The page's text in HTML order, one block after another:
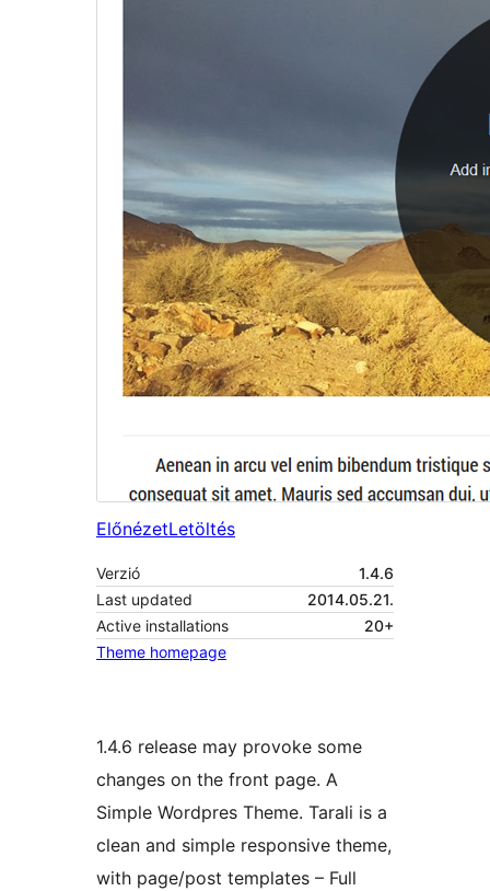
ElőnézetLetöltés
Verzió
1.4.6
Last updated
2014.05.21.
Active installations
20+
Theme homepage
1.4.6 release may provoke some
changes on the front page. A
Simple Wordpres Theme. Tarali is a
clean and simple responsive theme,
with page/post templates – Full